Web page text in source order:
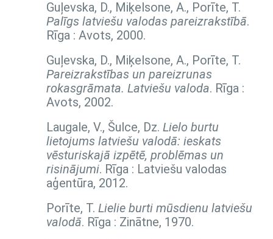
Guļevska, D., Miķelsone, A., Porīte, T.
Palīgs latviešu valodas pareizrakstībā.
Rīga : Avots, 2000.
Guļevska, D., Miķelsone, A., Porīte, T.
Pareizrakstības un pareizrunas
rokasgrāmata. Latviešu valoda. Rīga :
Avots, 2002.
Laugale, V., Šulce, Dz. Lielo burtu
lietojums latviešu valodā: ieskats
vēsturiskajā izpētē, problēmas un
risinājumi. Rīga : Latviešu valodas
aģentūra, 2012.
Porīte, T. Lielie burti mūsdienu latviešu
valodā. Rīga : Zinātne, 1970.